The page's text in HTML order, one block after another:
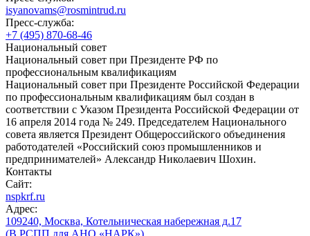
isyanovams@rosmintrud.ru
Пресс-служба:
+7 (495) 870-68-46
Национальный совет
Национальный совет при Президенте РФ по
профессиональным квалификациям
Национальный совет при Президенте Российской Федерации
по профессиональным квалификациям был создан в
соответствии с Указом Президента Российской Федерации от
16 апреля 2014 года № 249. Председателем Национального
совета является Президент Общероссийского объединения
работодателей «Российский союз промышленников и
предпринимателей» Александр Николаевич Шохин.
Контакты
Сайт:
nspkrf.ru
Адрес:
109240, Москва, Котельническая набережная д.17
(В РСПП для АНО «НАРК»)